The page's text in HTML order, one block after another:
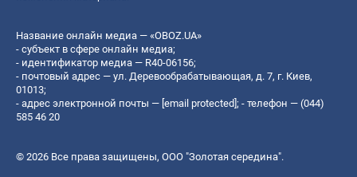
Название онлайн медиа — «OBOZ.UA»
- субъект в сфере онлайн медиа;
- идентификатор медиа — R40-06156;
- почтовый адрес — ул. Деревообрабатывающая, д. 7, г. Киев,
01013;
- адрес электронной почты — [email protected]; - телефон — (044)
585 46 20
© 2026 Все права защищены, ООО "Золотая середина".